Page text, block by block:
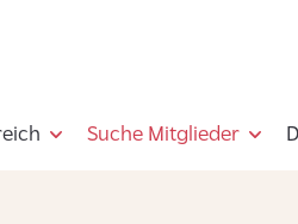
Suche Mitglieder